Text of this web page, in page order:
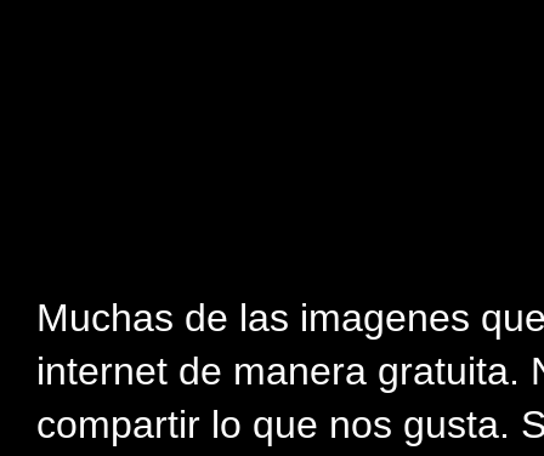
Muchas de las imagenes
internet de manera gratuita.
compartir lo que nos gusta.